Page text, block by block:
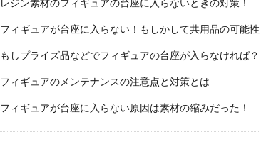
レジン素材のフィギュアの台座に入らないときの対策！
フィギュアが台座に入らない！もしかして共用品の可能性
もしプライズ品などでフィギュアの台座が入らなければ？
フィギュアのメンテナンスの注意点と対策とは
フィギュアが台座に入らない原因は素材の縮みだった！